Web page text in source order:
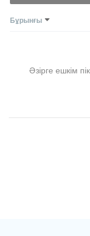
Бұрынғы
Әзірге ешкім